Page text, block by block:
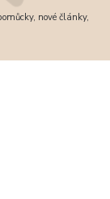
nové články,